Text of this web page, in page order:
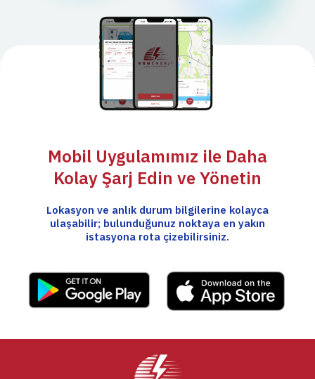
Mobil Uygulamımız ile Daha
Kolay Şarj Edin ve Yönetin
Lokasyon ve anlık durum bilgilerine kolayca
ulaşabilir; bulunduğunuz noktaya en yakın
istasyona rota çizebilirsiniz.